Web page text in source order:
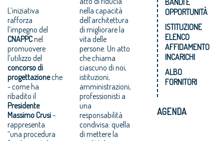
L’iniziativa
rafforza
l’impegno del
CNAPPCnel
promuovere
l’utilizzo del
concorso di
progettazioneche
- come ha
ribadito il
Presidente
Massimo Crusi-
rappresenta
“una procedura
nella capacità
dell’architettura
di migliorare la
vita delle
persone. Un atto
che chiama
ciascuno di noi,
istituzioni,
amministrazioni,
professionisti a
una
responsabilità
condivisa: quella
di mettere la
OPPORTUNITÀ
ISTITUZIONE
ELENCO
AFFIDAMENTO
INCARICHI
ALBO
FORNITORI
AGENDA